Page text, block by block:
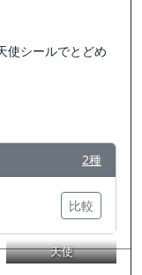
使シールでとどめ
2種
比較
天使